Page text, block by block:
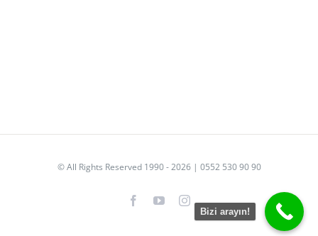
© All Rights Reserved 1990 - 2026 | 0552 530 90 90
FacebookYouTubeInstagram
Bizi arayın!